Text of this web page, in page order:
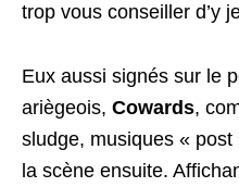
trop vous conseiller d’y
Eux aussi signés sur le
ariègeois, Cowards,
sludge, musiques «
la scène ensuite.